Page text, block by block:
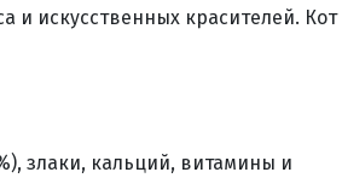
и искусственных красителей. Кот
злаки, кальций, витамины и